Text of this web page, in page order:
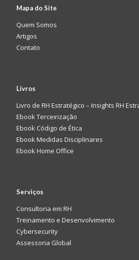
Mapa do Site
Quem Somos
Artigos
Contato
Livros
Livro de RH Estratégico – Insights RH
Ebook Terceirização
Ebook Código de Ética
Ebook Medidas Disciplinares
Ebook Home Office
Serviços
Consultoria em RH
Treinamento e Desenvolvimento
Cybersecurity
Assessoria Global